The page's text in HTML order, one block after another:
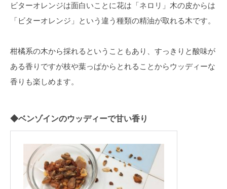
ビターオレンジは面白いことに花は「ネロリ」木の皮からは
「ビターオレンジ」という違う種類の精油が取れる木です。
柑橘系の木から採れるということもあり、すっきりと酸味が
ある香りですが枝や葉っぱからとれることからウッディーな
香りも楽しめます。
◆ベンゾインのウッディーで甘い香り